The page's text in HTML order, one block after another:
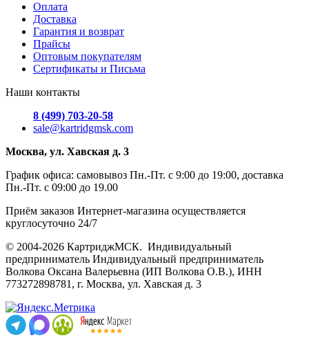
Оплата
Доставка
Гарантия и возврат
Прайсы
Оптовым покупателям
Сертификаты и Письма
Наши контакты
8 (499) 703-20-58
sale@kartridgmsk.com
Москва, ул. Хавская д. 3
График офиса: самовывоз Пн.-Пт. с 9:00 до 19:00, доставка
Пн.-Пт. с 09:00 до 19.00
Приём заказов Интернет-магазина осуществляется
круглосуточно 24/7
© 2004-2026 КартриджМСК. Индивидуальный
предприниматель Индивидуальный предприниматель
Волкова Оксана Валерьевна (ИП Волкова О.В.), ИНН
773272898781, г. Москва, ул. Хавская д. 3